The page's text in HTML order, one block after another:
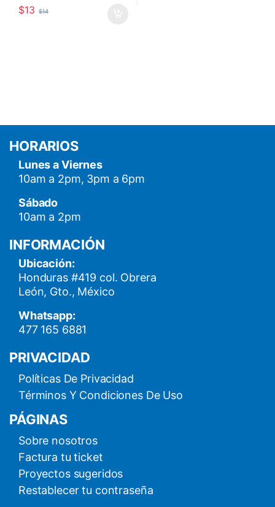
$13 $14
HORARIOS
Lunes a Viernes
10am a 2pm, 3pm a 6pm
Sábado
10am a 2pm
INFORMACIÓN
Ubicación:
Honduras #419 col. Obrera
León, Gto., México
Whatsapp:
477 165 6881
PRIVACIDAD
Políticas De Privacidad
Términos Y Condiciones De Uso
PÁGINAS
Sobre nosotros
Factura tu ticket
Proyectos sugeridos
Restablecer tu contraseña